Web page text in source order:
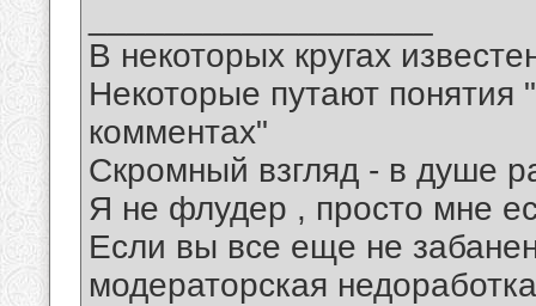
В некоторых кругах
Некоторые путают понятия
комментах"
Скромный взгляд - в душе
Я не флудер , просто мне
Если вы все еще не
модераторская